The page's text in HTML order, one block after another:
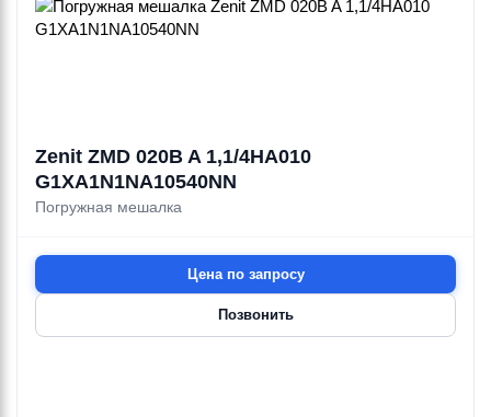
Zenit ZMD 020B A 1,1/4HA010
G1XA1N1NA10540NN
Погружная мешалка
Цена по запросу
Позвонить